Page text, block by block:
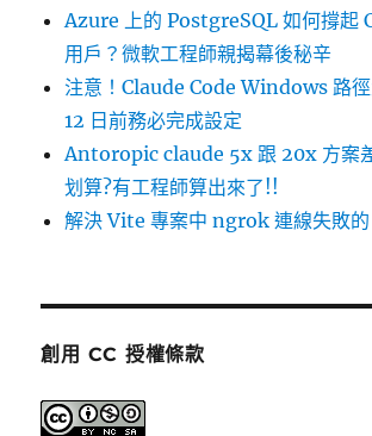
Azure 上的 PostgreSQL 如何撐起
用戶？微軟工程師親揭幕後秘辛
注意！Claude Code Windows 路徑
12 日前務必完成設定
Antoropic claude 5x 跟 20x 方案
划算?有工程師算出來了!!
解決 Vite 專案中 ngrok 連線失敗的
創用 CC 授權條款